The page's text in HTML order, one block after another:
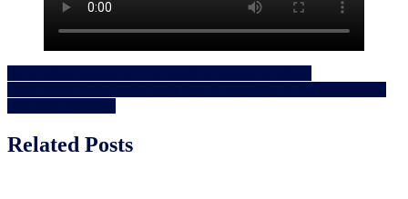
Navegación
de
Related Posts